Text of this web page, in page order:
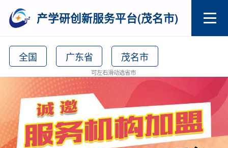
产学研创新服务平台(茂名市)
全国 广东省 茂名市
可左右滑动选省市